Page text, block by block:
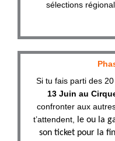
sélections
Si tu fais parti des
13 Juin au
confronter aux
t’attendent, le ou la
son ticket pour la